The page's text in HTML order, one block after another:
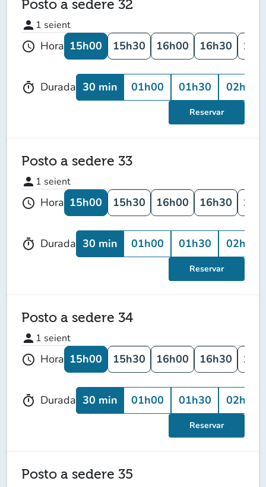
Posto a sedere 32
person 1 seient
schedule Hora 15h00 15h30 16h00 16h30
timer Durada 30 min 01h00 01h30 02h00
Reservar
Posto a sedere 33
person 1 seient
schedule Hora 15h00 15h30 16h00 16h30
timer Durada 30 min 01h00 01h30 02h00
Reservar
Posto a sedere 34
person 1 seient
schedule Hora 15h00 15h30 16h00 16h30
timer Durada 30 min 01h00 01h30 02h00
Reservar
Posto a sedere 35